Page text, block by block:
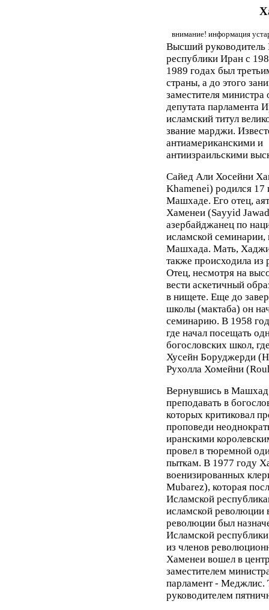
внимание! информация
Высший руководитель
республики Иран с
1989 годах был
страны, а до этого
заместителя
депутата парламента
исламский титул
звание марджи.
антиамериканскими и
антиизраильскими
Сайед Али Хосейни
Khamenei) родился 17
Машхаде. Его отец,
Хаменеи (Sayyid
азербайджанец по
исламской
Машхада. Мать,
также происходила из
Отец, несмотря на
вести аскетичный
в нищете. Еще до
школы (мактаба) он
семинарию. В 1958
где начал посещать
богословских школ,
Хусейн Боруджерди
Рухолла Хомейни
Вернувшись в Машхад
преподавать в
которых критиковал
проповеди
иранскими
провел в тюремной
пыткам. В 1977 году
военизированных
Mubarez), которая
Исламской
исламской революции
революции был
Исламской
из членов
Хаменеи вошел в
заместителем
парламент - Меджлис.
руководителем